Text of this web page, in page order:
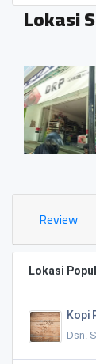
Lokasi
Kelontong Run
KM
Review
Lokasi
Kopi
Dsn.